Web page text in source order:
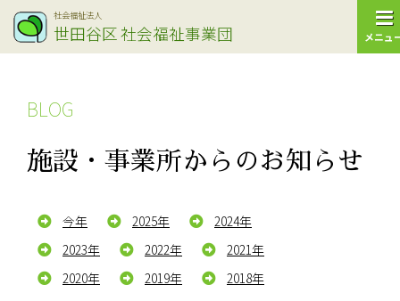
社会福祉法人
世田谷区社会福祉事業団
BLOG
施設・事業所からのお知らせ
今年 2025年
2024年
2023年
2022年
2021年
2020年
2019年 2018年
メニュ